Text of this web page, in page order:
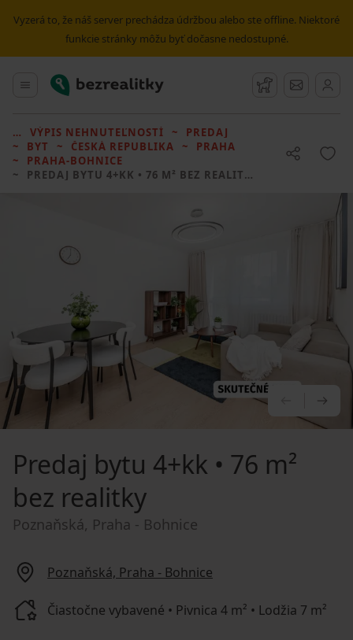
Vyzerá to, že náš server prechádza údržbou alebo ste offline. Niektoré
funkcie stránky môžu byť dočasne nedostupné.
Hlavné menu
Bezrealitky Strážny pes
Správy
VÝPIS NEHNUTEĽNOSTÍ
PREDAJ
BYT
ČESKÁ REPUBLIKA
PRAHA
PRAHA-BOHNICE
PREDAJ BYTU 4+KK • 76 M² BEZ REALITKY
Predaj bytu 4+kk • 76 m²
bez realitky
Poznaňská, Praha - Bohnice
Poznaňská, Praha - Bohnice
Čiastočne vybavené • Pivnica 4 m² • Lodžia 7 m²